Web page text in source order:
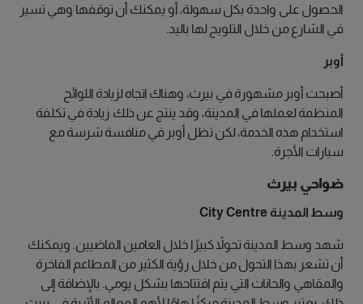
الحصول على واحدة بكل سهولة، أو يمكنك أن توقفها وهي تسير
في الشارع من خلال التلويح لها باليد.
أوبر
أصبحت أوبر مشهورة في بيرث، وهناك اتجاه لزيادة اللوائح
المنظمة لعملها في المدينة، وقد ينتج عن ذلك زيادة في تكلفة
استخدام هذه الخدمة، لكن تظل أوبر في منافسة شرسة مع
سيارات الأجرة.
ضواحي بيرث
وسط المدينة City Centre
شهد وسط المدينة تحولاً كبيرًا خلال العامين الماضيين. ويمكنك
أن تشعر بهذا التحول من خلال رؤية الكثير من المطاعم الفاخرة
والمقاهي والحانات التي يتم افتتاحها بشكل يومي. بالإضافة إلى